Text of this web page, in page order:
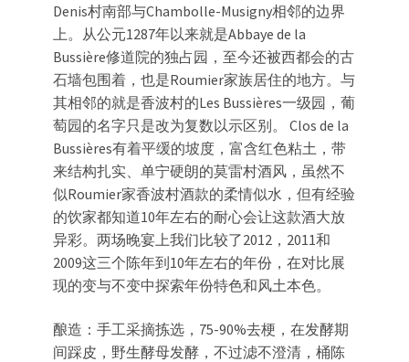
Denis村南部与Chambolle-Musigny相邻的边界
上。从公元1287年以来就是Abbaye de la
Bussière修道院的独占园，至今还被西都会的古
石墙包围着，也是Roumier家族居住的地方。与
其相邻的就是香波村的Les Bussières一级园，葡
萄园的名字只是改为复数以示区别。 Clos de la
Bussières有着平缓的坡度，富含红色粘土，带
来结构扎实、单宁硬朗的莫雷村酒风，虽然不
似Roumier家香波村酒款的柔情似水，但有经验
的饮家都知道10年左右的耐心会让这款酒大放
异彩。两场晚宴上我们比较了2012，2011和
2009这三个陈年到10年左右的年份，在对比展
现的变与不变中探索年份特色和风土本色。
酿造：手工采摘拣选，75-90%去梗，在发酵期
间踩皮，野生酵母发酵，不过滤不澄清，桶陈